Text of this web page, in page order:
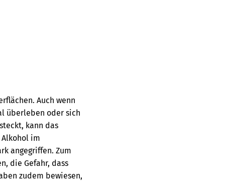
Auch wenn
überleben oder sich
kann das
im
angegriffen. Zum
die Gefahr, dass
zudem bewiesen,